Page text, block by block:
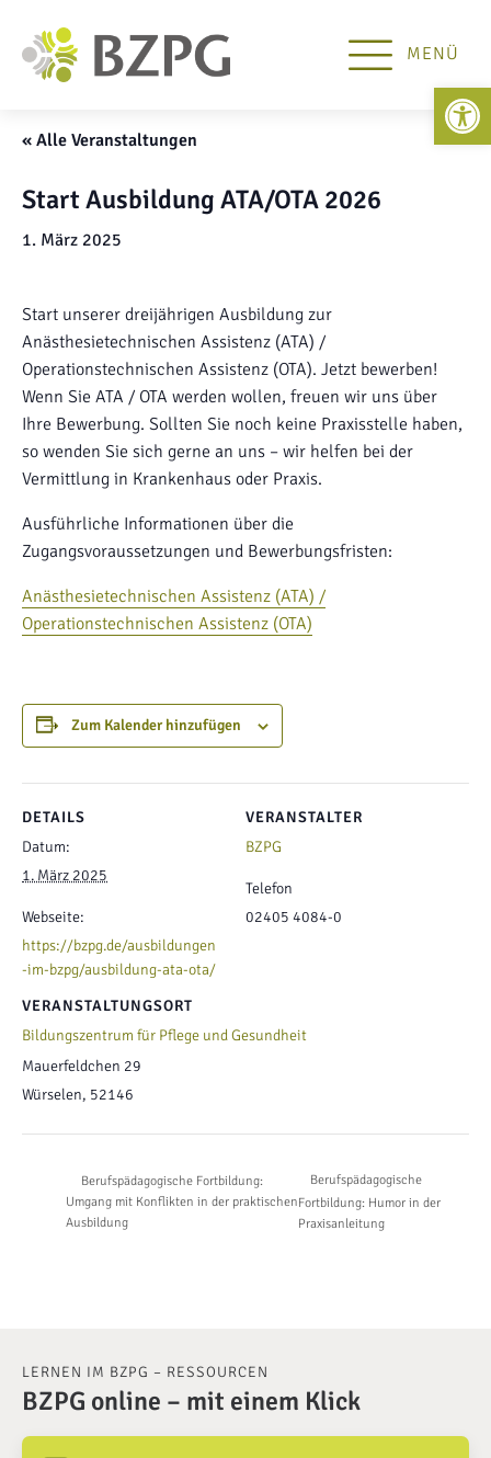
MENÜ
« Alle Veranstaltungen
Start Ausbildung ATA/OTA 2026
1. März 2025
Start unserer dreijährigen Ausbildung zur
Anästhesietechnischen Assistenz (ATA) /
Operationstechnischen Assistenz (OTA). Jetzt bewerben!
Wenn Sie ATA / OTA werden wollen, freuen wir uns über
Ihre Bewerbung. Sollten Sie noch keine Praxisstelle haben,
so wenden Sie sich gerne an uns – wir helfen bei der
Vermittlung in Krankenhaus oder Praxis.
Ausführliche Informationen über die
Zugangsvoraussetzungen und Bewerbungsfristen:
Anästhesietechnischen Assistenz (ATA) /
Operationstechnischen Assistenz (OTA)
Zum Kalender hinzufügen
DETAILS
Datum:
1. März 2025
Webseite:
https://bzpg.de/ausbildungen
-im-bzpg/ausbildung-ata-ota/
VERANSTALTUNGSORT
Bildungszentrum für Pflege und Gesundheit
Mauerfeldchen 29
Würselen, 52146
VERANSTALTER
BZPG
Telefon
02405 4084-0
Berufspädagogische Fortbildung:
Umgang mit Konflikten in der praktischen
Ausbildung
Berufspädagogische
Fortbildung: Humor in der
Praxisanleitung
LERNEN IM BZPG – RESSOURCEN
BZPG online – mit einem Klick